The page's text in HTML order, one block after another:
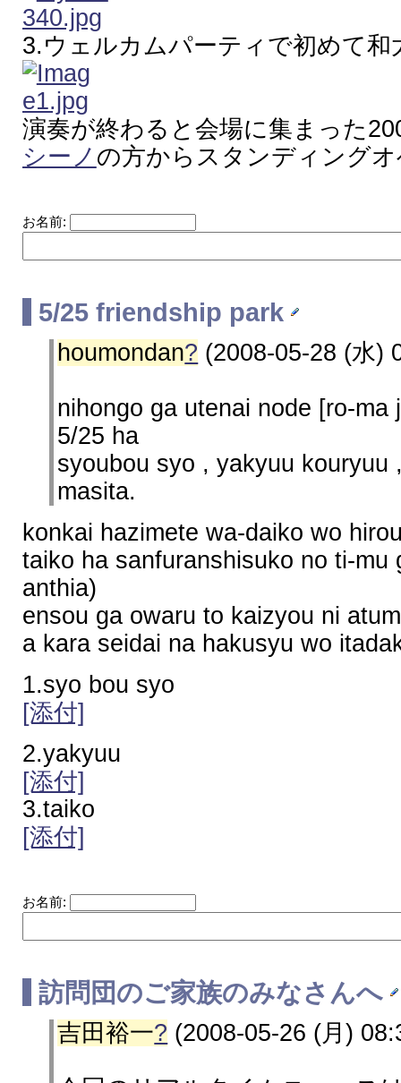
3.ウェルカムパーティで初めて和
演奏が終わると会場に集まった
シーノ の方からスタンディング
お名前:
5/25 friendship park
houmondan? (2008-05-28 (水)
nihongo ga utenai node [ro-ma
5/25 ha
syoubou syo , yakyuu kouryuu
masita.
konkai hazimete wa-daiko wo
taiko ha sanfuranshisuko no ti-mu
anthia)
ensou ga owaru to kaizyou ni
a kara seidai na hakusyu wo
1.syo bou syo
[添付]
2.yakyuu
[添付]
3.taiko
[添付]
お名前:
訪問団のご家族のみなさんへ
吉田裕一? (2008-05-26 (月)